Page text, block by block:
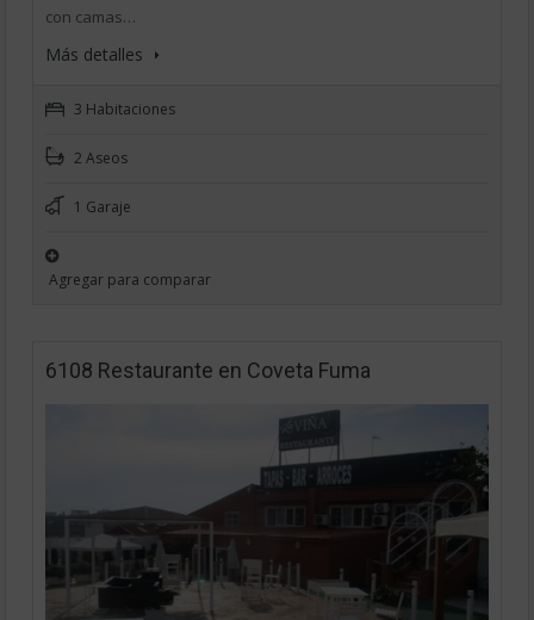
con camas…
Más detalles
3 Habitaciones
2 Aseos
1 Garaje
Agregar para comparar
6108 Restaurante en Coveta Fuma